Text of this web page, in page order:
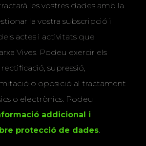
les vostres dades amb la
la vostra subscripció i
actes i activitats que
Vives. Podeu exercir els
rectificació, supressió,
o oposició al tractament
o electrònics. Podeu
addicional i
protecció de dades